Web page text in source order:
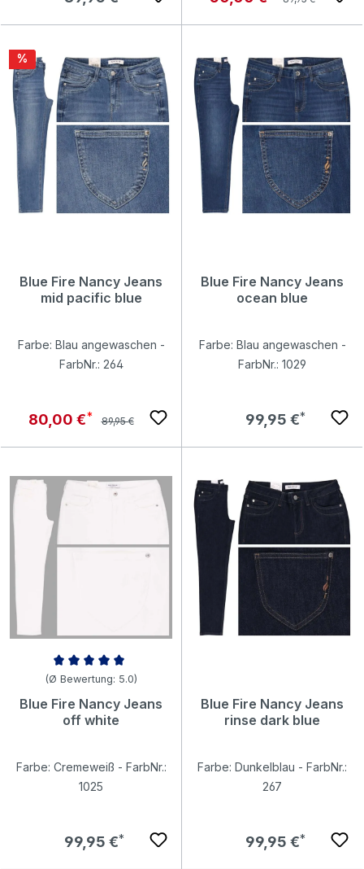
Rabatt
%
Blue Fire Nancy Jeans
mid pacific blue
Farbe: Blau angewaschen -
FarbNr.: 264
Verkaufspreis:
80,00 € Regulärer Preis:
89,95 €
Blue Fire Nancy Jeans
ocean blue
Farbe: Blau angewaschen -
FarbNr.: 1029
Regulärer Preis:
99,95 €
Durchschnittliche Bewertung von 5 von 5 Sternen
(Ø Bewertung: 5.0)
Blue Fire Nancy Jeans
off white
Farbe: Cremeweiß - FarbNr.:
1025
Regulärer Preis:
99,95 €
Blue Fire Nancy Jeans
rinse dark blue
Farbe: Dunkelblau - FarbNr.:
267
Regulärer Preis:
99,95 €